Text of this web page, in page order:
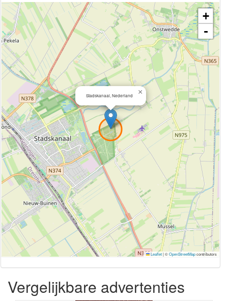
Stadskanaal, Nederland ×
+
-
Leaflet|©OpenStreetMapcontributors
Vergelijkbare advertenties